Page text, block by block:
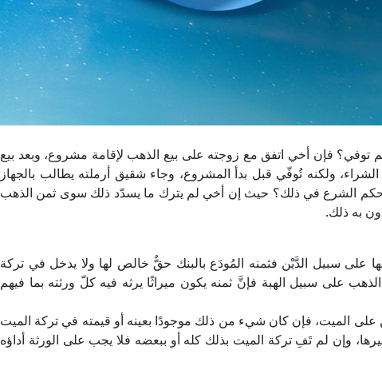
توفي؟ فإن أخي اتفق مع زوجته على بيع الذهب لإقامة مشروع، وبعد بيع
ولكنه تُوفّي قبل بدأ المشروع، وجاء شقيق أرملته يطالب بالجهاز
حكم الشرع في ذلك؟ حيث إن أخي لم يترك ما يسدّد ذلك سوى ثمن الذهب
به ذلك.
على سبيل الدَّيْن فثمنه المُودَع بالبنك حقٌّ خالص لها ولا يدخل في تركة
على سبيل الهبة فإنَّ ثمنه يكون ميراثًا يرثه فيه كلّ ورثته بما فيهم
على الميت، فإن كان شيء من ذلك موجودًا بعينه أو قيمته في تركة الميت
وإن لم تَفِ تركة الميت بذلك كله أو ببعضه فلا يجب على الورثة أداؤه